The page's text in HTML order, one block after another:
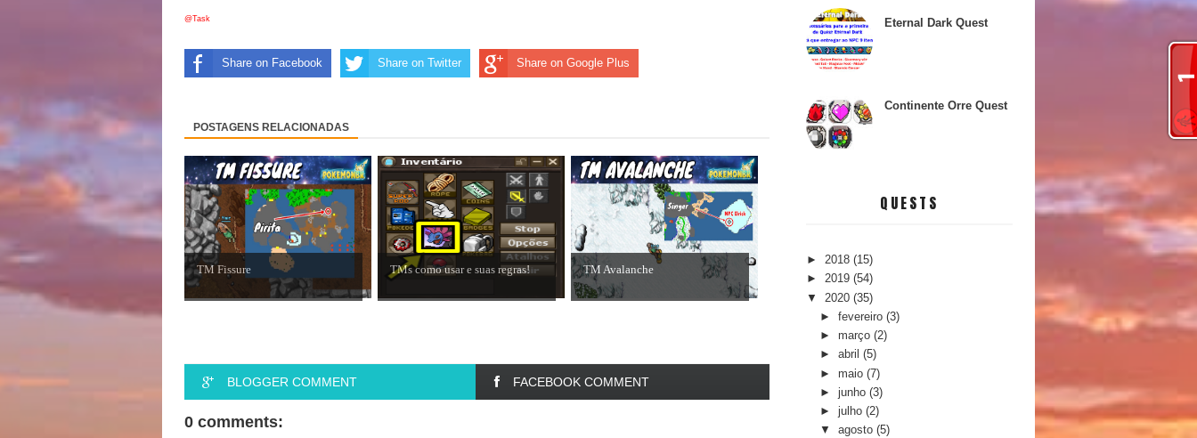
@Task
Share on Facebook Share on Twitter Share on Google Plus
POSTAGENS RELACIONADAS
TM Fissure TMs como usar e suas regras! TM Avalanche
BLOGGER COMMENT FACEBOOK COMMENT
0 comments:
Eternal Dark Quest
Continente Orre Quest
QUESTS
► 2018 (15)
► 2019 (54)
▼ 2020 (35)
►fevereiro(3)
► março(2)
►abril(5)
► maio(7)
►junho(3)
►julho(2)
▼agosto(5)